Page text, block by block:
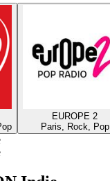
EUROPE 2
Paris, Rock, Pop